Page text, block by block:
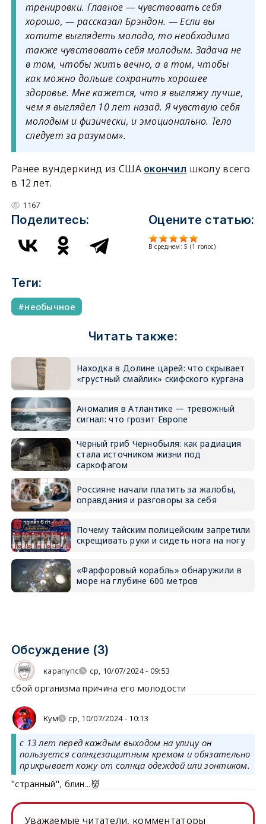
тренировки. Главное — чувствовать себя
хорошо, — рассказал Брэндон. — Если вы
хотите выглядеть молодо, то необходимо
также чувствовать себя молодым. Задача не
в том, чтобы жить вечно, а в том, чтобы
как можно дольше сохранить хорошее
здоровье. Мне кажется, что я выгляжу лучше,
чем я выглядел 10 лет назад. Я чувствую себя
молодым и физически, и эмоционально. Тело
следует за разумом».
Ранее вундеркинд из США окончил школу всего
в 12 лет.
1167
Поделитесь: Оцените статью:
В среднем:5 (1 голос)
Теги:
необычное
Читать также:
Находка в Долине царей: что скрывает
«грустный смайлик» скифского кургана
Аномалия в Атлантике — тревожный
сигнал: что грозит Европе
Чёрный гриб Чернобыля: как радиация
стала источником жизни под
саркофагом
Россияне начали платить за жалобы,
оправдания и разговоры за себя
Почему тайским полицейским запретили
скрещивать руки и сидеть нога на ногу
«Фарфоровый корабль» обнаружили в
море на глубине 600 метров
Обсуждение (3)
карапупс ср, 10/07/2024 - 09:53
сбой организма причина его молодости
Кум ср, 10/07/2024 - 10:13
с 13 лет перед каждым выходом на улицу он
пользуется солнцезащитным кремом и обязательно
прикрывает кожу от солнца одеждой или зонтиком.
"странный", блин...👹
Уважаемые читатели, комментаторы